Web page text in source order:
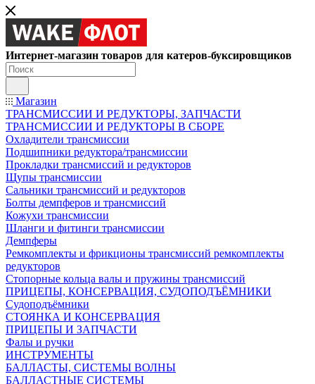
Интернет-магазин товаров для катеров-буксировщиков
Магазин
ТРАНСМИССИИ И РЕДУКТОРЫ, ЗАПЧАСТИ
ТРАНСМИССИИ И РЕДУКТОРЫ В СБОРЕ
Охладители трансмиссии
Подшипники редуктора/трансмиссии
Прокладки трансмиссий и редукторов
Щупы трансмиссии
Сальники трансмиссий и редукторов
Болты демпферов и трансмиссий
Кожухи трансмиссии
Шланги и фитинги трансмиссии
Демпферы
Ремкомплекты и фрикционы трансмиссий ремкомплекты
редукторов
Стопорные кольца валы и пружины трансмиссий
ПРИЦЕПЫ, КОНСЕРВАЦИЯ, СУДОПОДЪЁМНИКИ
Судоподъёмники
СТОЯНКА И КОНСЕРВАЦИЯ
ПРИЦЕПЫ И ЗАПЧАСТИ
Фалы и ручки
ИНСТРУМЕНТЫ
БАЛЛАСТЫ, СИСТЕМЫ ВОЛНЫ
БАЛЛАСТНЫЕ СИСТЕМЫ